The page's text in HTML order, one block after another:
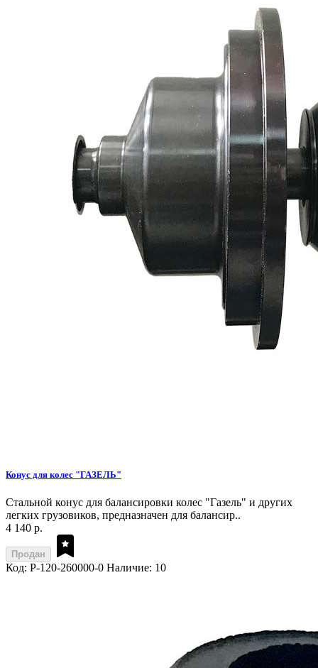
Конус для колес "ГАЗЕЛЬ"
Стальной конус для балансировки колес "Газель" и других
легких грузовиков, предназначен для балансир..
4 140 р.
Продан
Код: P-120-260000-0 Наличие: 10